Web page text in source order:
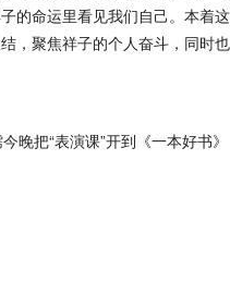
的命运里看见我们自己。本着
，聚焦祥子的个人奋斗，同时